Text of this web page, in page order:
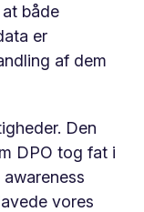
både
er
af dem
Den
DPO tog fat i
vores